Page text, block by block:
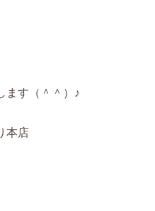
ます（＾＾）♪
本店